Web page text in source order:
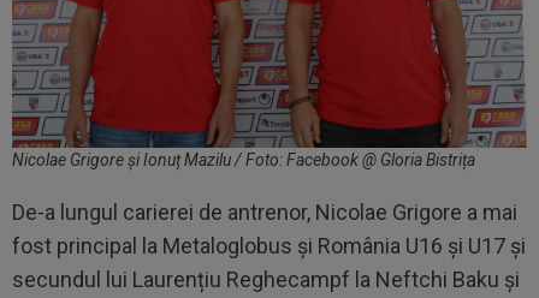
Nicolae Grigore și Ionuț Mazilu / Foto: Facebook @ Gloria Bistrița
De-a lungul carierei de antrenor, Nicolae Grigore a mai
fost principal la Metaloglobus și România U16 și U17 și
secundul lui Laurențiu Reghecampf la Neftchi Baku și